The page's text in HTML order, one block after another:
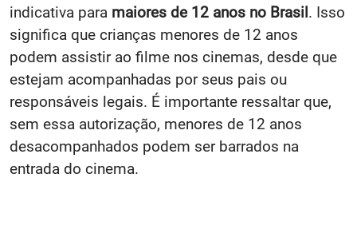
indicativa para maiores de 12 anos no Brasil. Isso
significa que crianças menores de 12 anos
podem assistir ao filme nos cinemas, desde que
estejam acompanhadas por seus pais ou
responsáveis legais. É importante ressaltar que,
sem essa autorização, menores de 12 anos
desacompanhados podem ser barrados na
entrada do cinema.